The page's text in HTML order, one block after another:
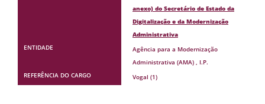
anexo) do Secretário de Estado da
Digitalização e da Modernização
Administrativa
Agência para a Modernização
Administrativa (AMA) , I.P.
Vogal (1)